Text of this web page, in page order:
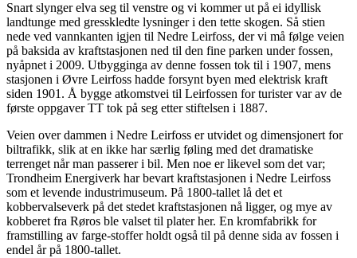
Snart slynger elva seg til venstre og vi kommer ut på ei idyllisk
landtunge med gresskledte lysninger i den tette skogen. Så stien
nede ved vannkanten igjen til Nedre Leirfoss, der vi må følge veien
på baksida av kraftstasjonen ned til den fine parken under fossen,
nyåpnet i 2009. Utbygginga av denne fossen tok til i 1907, mens
stasjonen i Øvre Leirfoss hadde forsynt byen med elektrisk kraft
siden 1901. Å bygge atkomstvei til Leirfossen for turister var av de
første oppgaver TT tok på seg etter stiftelsen i 1887.
Veien over dammen i Nedre Leirfoss er utvidet og dimensjonert for
biltrafikk, slik at en ikke har særlig føling med det dramatiske
terrenget når man passerer i bil. Men noe er likevel som det var;
Trondheim Energiverk har bevart kraftstasjonen i Nedre Leirfoss
som et levende industrimuseum. På 1800-tallet lå det et
kobbervalseverk på det stedet kraftstasjonen nå ligger, og mye av
kobberet fra Røros ble valset til plater her. En kromfabrikk for
framstilling av farge-stoffer holdt også til på denne sida av fossen i
endel år på 1800-tallet.